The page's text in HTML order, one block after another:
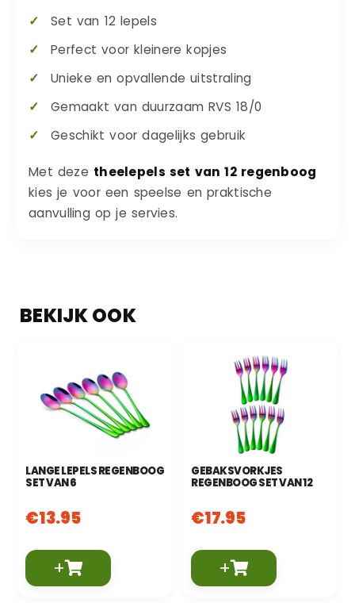
Set van 12 lepels
Perfect voor kleinere kopjes
Unieke en opvallende uitstraling
Gemaakt van duurzaam RVS 18/0
Geschikt voor dagelijks gebruik
Met deze theelepels set van 12 regenboog
kies je voor een speelse en praktische
aanvulling op je servies.
LANGE LEPELS REGENBOOG
SET VAN 6
€13.95
+
GEBAKSVORKJES
REGENBOOG SET VAN 12
€17.95
+